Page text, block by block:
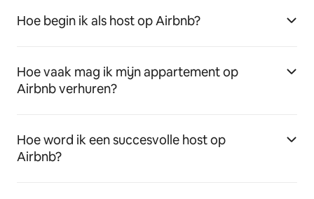
Hoe begin ik als host op Airbnb?
Hoe vaak mag ik mijn appartement op
Airbnb verhuren?
Hoe word ik een succesvolle host op
Airbnb?